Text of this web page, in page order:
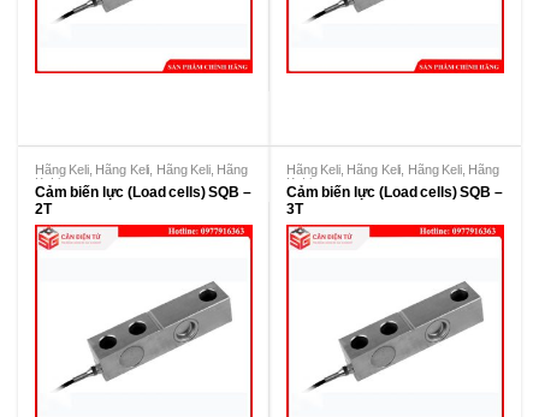
Hãng Keli, Hãng Keli, Hãng Keli, Hãng
KeLi
Cảm biến lực (Load cells) SQB –
2T
Hãng Keli, Hãng Keli, Hãng Keli, Hãng
KeLi
Cảm biến lực (Load cells) SQB –
3T